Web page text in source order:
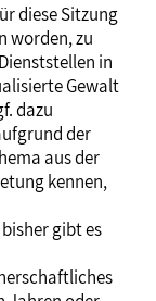
diese Sitzung
worden, zu
in
Gewalt
dazu
der
aus der
kennen,
gibt es